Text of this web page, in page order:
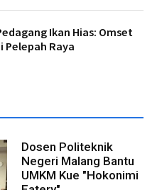
Ikan Hias: Omset
Pelepah Raya
Dosen Politeknik
Negeri Malang Bantu
UMKM Kue "Hokonimi